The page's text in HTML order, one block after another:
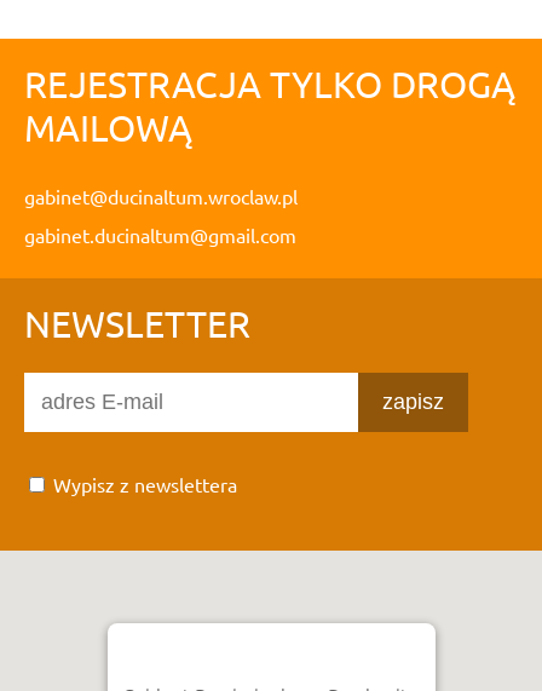
REJESTRACJA TYLKO DROGĄ
MAILOWĄ
gabinet@ducinaltum.wroclaw.pl
gabinet.ducinaltum@gmail.com
NEWSLETTER
zapisz
Wypisz z newslettera